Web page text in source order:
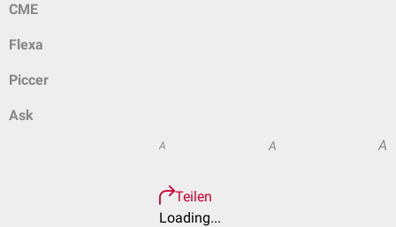
CME
Flexa
Piccer
Ask
A A A
Teilen
Loading...